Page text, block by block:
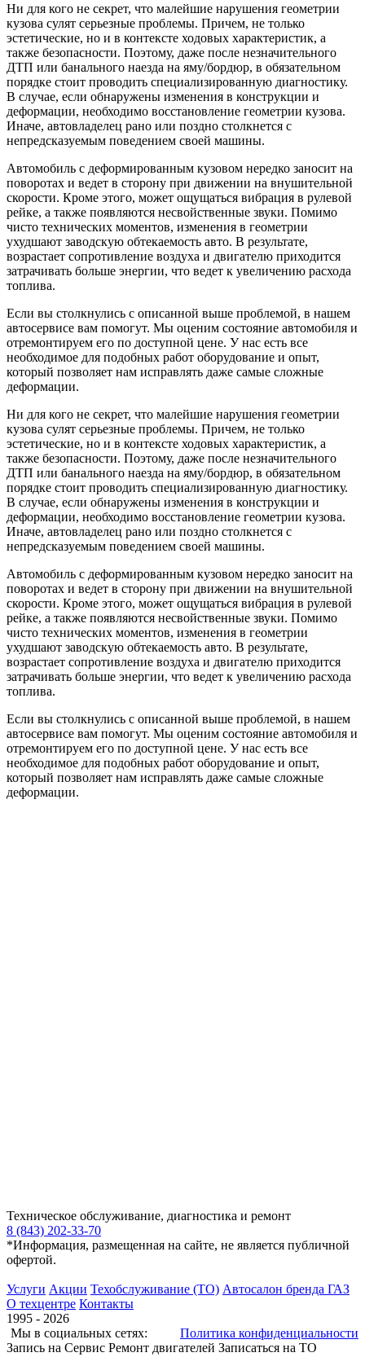
Ни для кого не секрет, что малейшие нарушения геометрии
кузова сулят серьезные проблемы. Причем, не только
эстетические, но и в контексте ходовых характеристик, а
также безопасности. Поэтому, даже после незначительного
ДТП или банального наезда на яму/бордюр, в обязательном
порядке стоит проводить специализированную диагностику.
В случае, если обнаружены изменения в конструкции и
деформации, необходимо восстановление геометрии кузова.
Иначе, автовладелец рано или поздно столкнется с
непредсказуемым поведением своей машины.
Автомобиль с деформированным кузовом нередко заносит на
поворотах и ведет в сторону при движении на внушительной
скорости. Кроме этого, может ощущаться вибрация в рулевой
рейке, а также появляются несвойственные звуки. Помимо
чисто технических моментов, изменения в геометрии
ухудшают заводскую обтекаемость авто. В результате,
возрастает сопротивление воздуха и двигателю приходится
затрачивать больше энергии, что ведет к увеличению расхода
топлива.
Если вы столкнулись с описанной выше проблемой, в нашем
автосервисе вам помогут. Мы оценим состояние автомобиля и
отремонтируем его по доступной цене. У нас есть все
необходимое для подобных работ оборудование и опыт,
который позволяет нам исправлять даже самые сложные
деформации.
Ни для кого не секрет, что малейшие нарушения геометрии
кузова сулят серьезные проблемы. Причем, не только
эстетические, но и в контексте ходовых характеристик, а
также безопасности. Поэтому, даже после незначительного
ДТП или банального наезда на яму/бордюр, в обязательном
порядке стоит проводить специализированную диагностику.
В случае, если обнаружены изменения в конструкции и
деформации, необходимо восстановление геометрии кузова.
Иначе, автовладелец рано или поздно столкнется с
непредсказуемым поведением своей машины.
Автомобиль с деформированным кузовом нередко заносит на
поворотах и ведет в сторону при движении на внушительной
скорости. Кроме этого, может ощущаться вибрация в рулевой
рейке, а также появляются несвойственные звуки. Помимо
чисто технических моментов, изменения в геометрии
ухудшают заводскую обтекаемость авто. В результате,
возрастает сопротивление воздуха и двигателю приходится
затрачивать больше энергии, что ведет к увеличению расхода
топлива.
Если вы столкнулись с описанной выше проблемой, в нашем
автосервисе вам помогут. Мы оценим состояние автомобиля и
отремонтируем его по доступной цене. У нас есть все
необходимое для подобных работ оборудование и опыт,
который позволяет нам исправлять даже самые сложные
деформации.
Техническое обслуживание, диагностика и ремонт
8 (843) 202-33-70
*Информация, размещенная на сайте, не является публичной
офертой.
Услуги Акции Техобслуживание (ТО) Автосалон бренда ГАЗ
О техцентре Контакты
1995 - 2026
Мы в социальных сетях:
Политика конфиденциальности
Запись на Сервис Ремонт двигателей Записаться на ТО